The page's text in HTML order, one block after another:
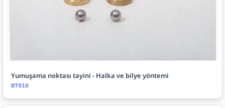
Yumuşama noktası tayini - Halka ve bilye yöntemi
BT010